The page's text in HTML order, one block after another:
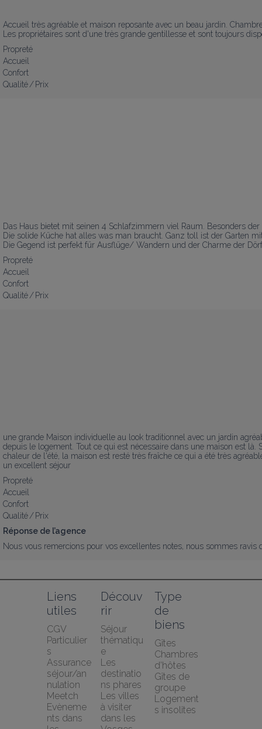
Accueil très agréable et maison reposante avec un beau jardin.
Les propriétaires sont d'une très grande gentillesse et sont toujours
Propreté
Accueil
Confort
Qualité / Prix
Das Haus bietet mit seinen 4 Schlafzimmern viel Raum. Besonders
Die solide Küche hat alles was man braucht. Ganz toll ist der Garten
Die Gegend ist perfekt für Ausflüge/ Wandern und der Charme der
Propreté
Accueil
Confort
Qualité / Prix
une grande Maison individuelle au look traditionnel avec un jardin
depuis le logement. Tout ce qui est nécessaire dans une maison est
chaleur de l'été, la maison est resté très fraîche ce qui a été très
un excellent séjour
Propreté
Accueil
Confort
Qualité / Prix
Réponse de l’agence
Nous vous remercions pour vos excellentes notes, nous sommes ravis
Liens
utiles
CGV
Particulier
s
Assurance
séjour/an
nulation
Meetch
Evèneme
nts dans
Découv
rir
Séjour
thématiqu
e
Les
destinatio
ns phares
Les villes
à visiter
dans les
Type
de
biens
Gîtes
Chambres
d’hôtes
Gîtes de
groupe
Logement
s insolites